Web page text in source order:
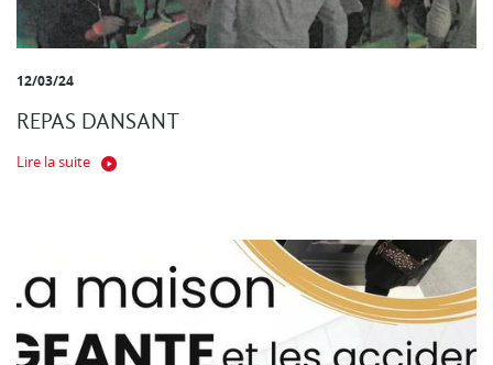
12/03/24
REPAS DANSANT
Lire la suite